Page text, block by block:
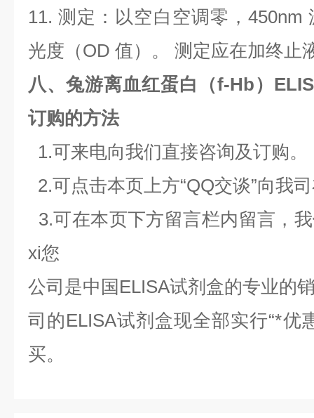
11.测定：以空白空调零，450nm
光度（OD 值）。 测定应在加终止
八、兔游离血红蛋白（f-Hb）
订购的方法
1.可来电向我们直接咨询及订购。
2.可点击本页上方“QQ交谈”向我
3.可在本页下方留言栏内留言，
xi您
公司是中国 ELISA试剂盒的专业的
司的ELISA试剂盒现全部实行“*优
买。